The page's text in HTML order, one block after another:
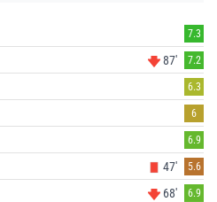
7.3
87' 7.2
6.3
6
6.9
47' 5.6
68' 6.9